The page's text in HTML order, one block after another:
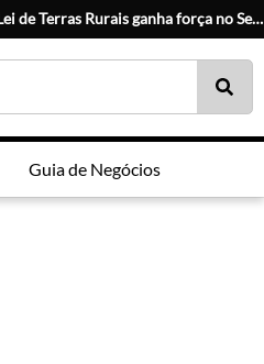
Guia de Negócios